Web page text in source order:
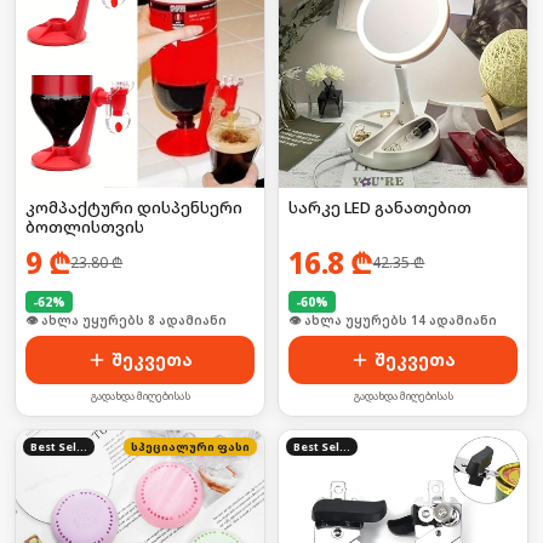
კომპაქტური დისპენსერი
ბოთლისთვის
9 ₾23.80₾
-62%
🛒 ბოლო 24სთ-ში იყიდა 10-მა
შეკვეთა
გადახდა მიღებისას
სარკე LED განათებით
16.8 ₾42.35₾
-60%
🛒 ბოლო 24სთ-ში იყიდა 21-მა
შეკვეთა
გადახდა მიღებისას
Best Seller სპეციალური ფასი Best Seller